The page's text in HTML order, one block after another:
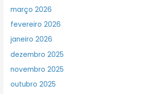
março 2026
fevereiro 2026
janeiro 2026
dezembro 2025
novembro 2025
outubro 2025